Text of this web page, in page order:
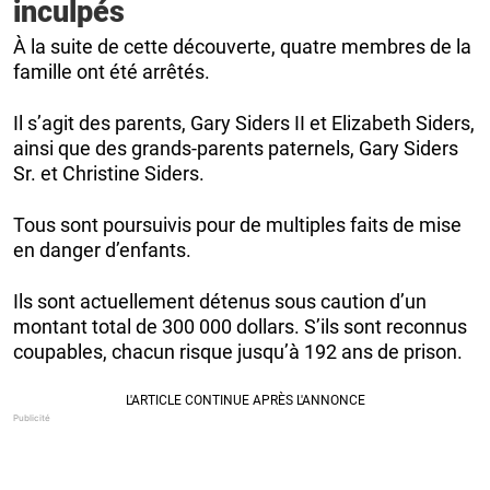
inculpés
À la suite de cette découverte, quatre membres de la
famille ont été arrêtés.
Il s’agit des parents, Gary Siders II et Elizabeth Siders,
ainsi que des grands-parents paternels, Gary Siders
Sr. et Christine Siders.
Tous sont poursuivis pour de multiples faits de mise
en danger d’enfants.
Ils sont actuellement détenus sous caution d’un
montant total de 300 000 dollars. S’ils sont reconnus
coupables, chacun risque jusqu’à 192 ans de prison.